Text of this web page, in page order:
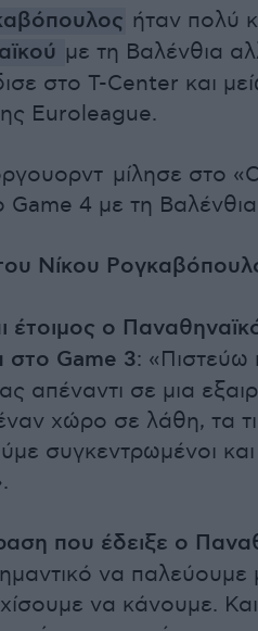
ήταν πολύ
με τη Βαλένθια
στο T-Center και
Euroleague.
μίλησε στο
Game 4 με τη
Νίκου
έτοιμος ο
στο Game 3: «Πιστεύω
απέναντι σε μια
χώρο σε λάθη, τα
συγκεντρωμένοι
που έδειξε ο
να παλεύουμε
να κάνουμε.